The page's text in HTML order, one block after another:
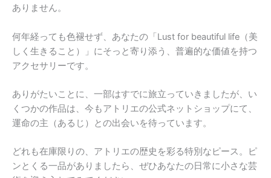
ありません。
何年経っても色褪せず、あなたの「Lust for beautiful life（美
しく生きること）」にそっと寄り添う、普遍的な価値を持つ
アクセサリーです。
ありがたいことに、一部はすでに旅立っていきましたが、い
くつかの作品は、今もアトリエの公式ネットショップにて、
運命の主（あるじ）との出会いを待っています。
どれも在庫限りの、アトリエの歴史を彩る特別なピース。ピ
ンとくる一品がありましたら、ぜひあなたの日常に小さな芸